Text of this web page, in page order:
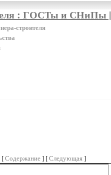
: ГОСТы и СНиПы |
строителя
[Содержание] [Следующая]